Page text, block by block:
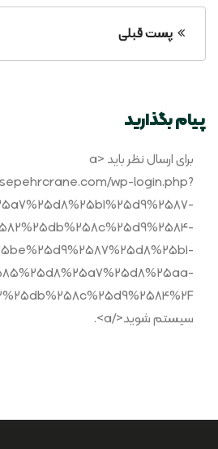
پست قبلی
پیام بگذارید
برای ارسال نظر باید <a
wp-login.php?
سیستم شوید</a>.